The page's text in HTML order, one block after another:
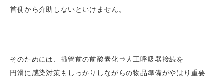
首側から介助しないといけません。
そのためには、挿管前の前酸素化⇒人工呼吸器接続を
円滑に感染対策もしっかりしながらの物品準備がやはり重要